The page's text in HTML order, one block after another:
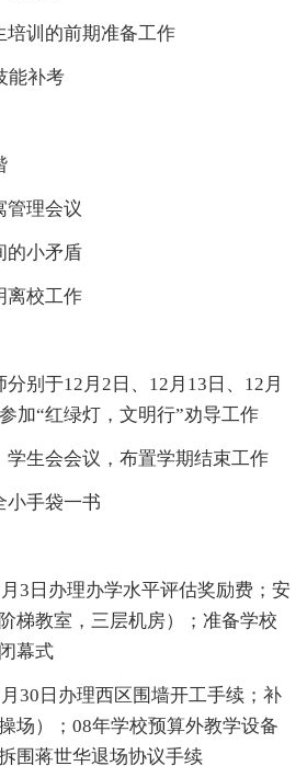
训的前期准备工作
补考
理会议
小矛盾
校工作
于12月2日、12月13日、12月
加“红绿灯，文明行”劝导工作
生会会议，布置学期结束工作
手袋一书
日办理办学水平评估奖励费；安
梯教室，三层机房）；准备学校
幕式
日办理西区围墙开工手续；补
场）；08年学校预算外教学设备
围蒋世华退场协议手续